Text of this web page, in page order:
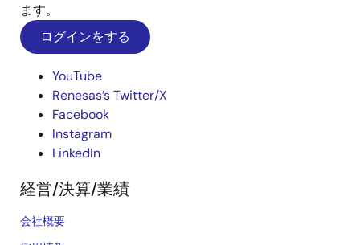
ます。
ログインをする
YouTube
Renesas’s Twitter/X
Facebook
Instagram
LinkedIn
経営/決算/業績
会社概要